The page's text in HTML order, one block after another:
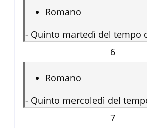
Romano
- Quinto martedì del tempo
6
Romano
- Quinto mercoledì del
7